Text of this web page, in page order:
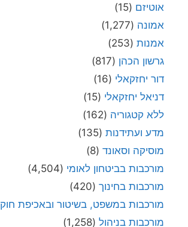
אוטיזם (15)
אמונה (1,277)
אמנות (253)
גרשון הכהן (817)
דור יחזקאלי (16)
דניאל יחזקאלי (15)
ללא קטגוריה (162)
מדע ועתידנות (135)
מוסיקה וסאונד (8)
מורכבות בביטחון לאומי (4,504)
מורכבות בחינוך (420)
מורכבות במשפט, בשיטור ובאכיפת חוק
מורכבות בניהול (1,258)